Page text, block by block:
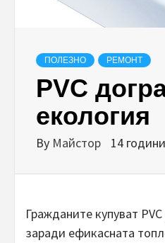
ПОЛЕЗНО РЕМОНТ
PVC
екология
By Майстор 14
Гражданите купуват
заради ефикасната